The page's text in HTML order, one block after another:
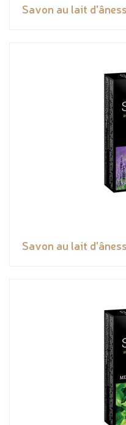
Savon au lait
Savon au lait